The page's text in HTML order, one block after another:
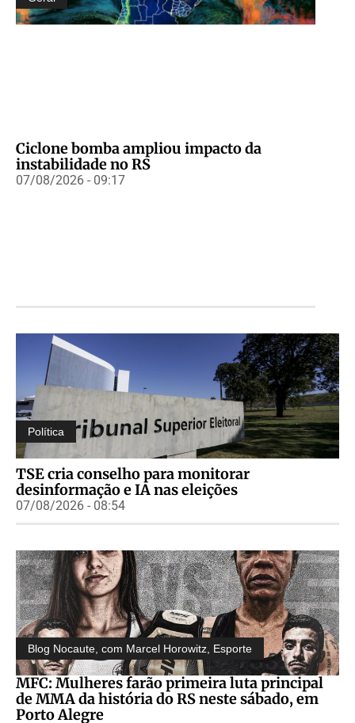
Ciclone bomba ampliou impacto da
instabilidade no RS
07/08/2026 - 09:17
Política
TSE cria conselho para monitorar
desinformação e IA nas eleições
07/08/2026 - 08:54
Blog Nocaute, com Marcel Horowitz Esporte
MFC: Mulheres farão primeira luta principal
de MMA da história do RS neste sábado, em
Porto Alegre